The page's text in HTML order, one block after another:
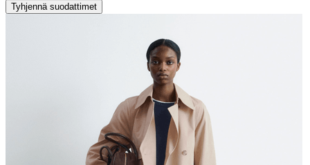
Tyhjennä suodattimet